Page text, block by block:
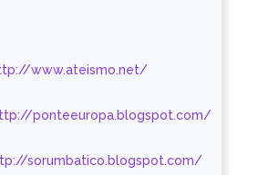
www.ateismo.net/
ponteeuropa.blogspot.com/
sorumbatico.blogspot.com/